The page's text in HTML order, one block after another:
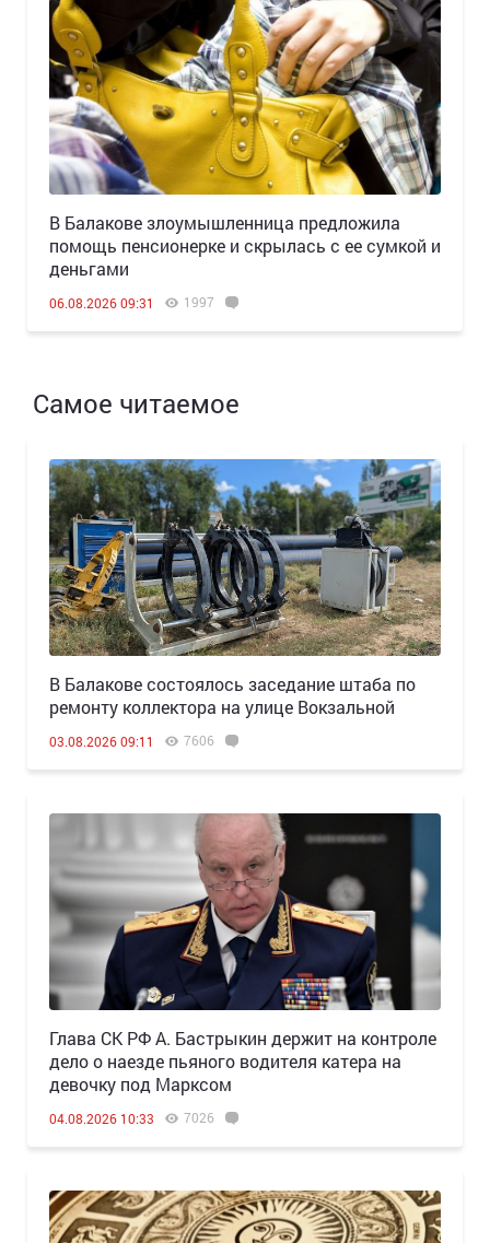
В Балакове злоумышленница предложила
помощь пенсионерке и скрылась с ее сумкой и
деньгами
06.08.2026 09:31 1997
Самое читаемое
В Балакове состоялось заседание штаба по
ремонту коллектора на улице Вокзальной
03.08.2026 09:11 7606
Глава СК РФ А. Бастрыкин держит на контроле
дело о наезде пьяного водителя катера на
девочку под Марксом
04.08.2026 10:33 7026